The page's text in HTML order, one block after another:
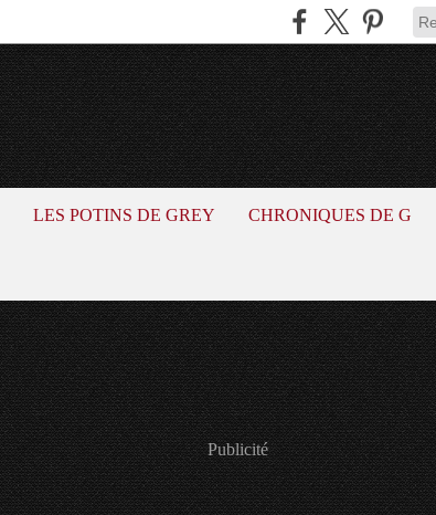
LES POTINS DE GREY CHRONIQUES DE G
Publicité